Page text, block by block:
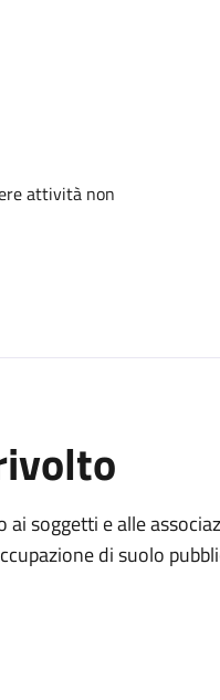
attività non
ai soggetti e alle
di suolo